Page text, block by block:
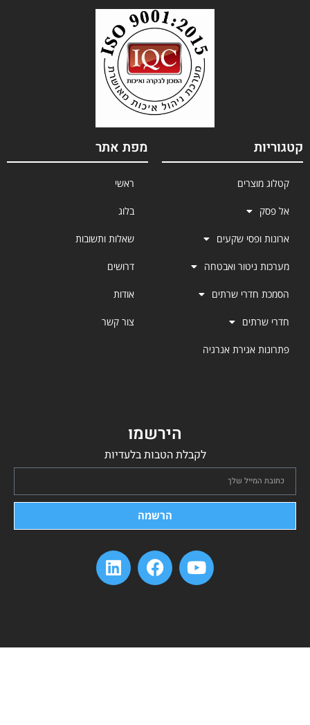
ופסי שקעים
ניטור ואבטחה
חדרי שרתים
אגירת אנרגיה
מפת אתר
שאלות ותשובות
הירשמו
לקבלת הטבות בלעדיות